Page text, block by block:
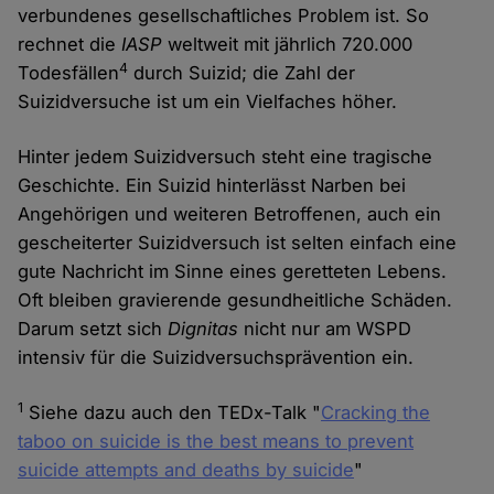
verbundenes gesellschaftliches Problem ist. So
rechnet dieIASP weltweit mit jährlich 720.000
Todesfällen4 durch Suizid; die Zahl der
Suizidversuche ist um ein Vielfaches höher.
Hinter jedem Suizidversuch steht eine tragische
Geschichte. Ein Suizid hinterlässt Narben bei
Angehörigen und weiteren Betroffenen, auch ein
gescheiterter Suizidversuch ist selten einfach eine
gute Nachricht im Sinne eines geretteten Lebens.
Oft bleiben gravierende gesundheitliche Schäden.
Darum setzt sichDignitas nicht nur am WSPD
intensiv für die Suizidversuchsprävention ein.
1 Siehe dazu auch den TEDx-Talk "Cracking the
taboo on suicide is the best means to prevent
suicide attempts and deaths by suicide"